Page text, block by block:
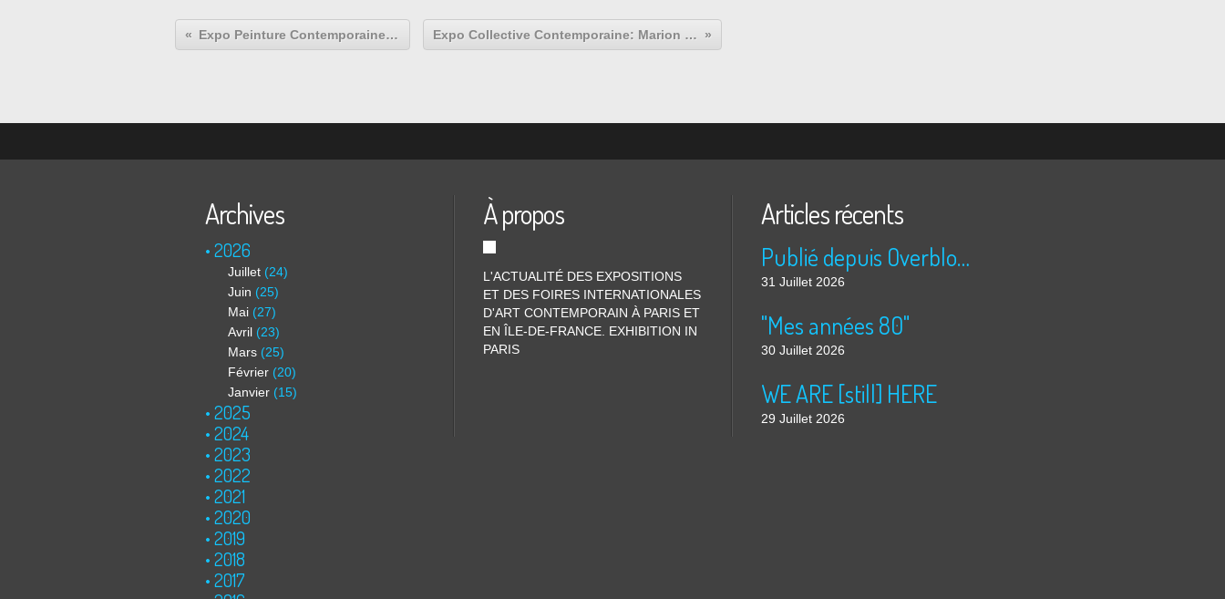
Expo Peinture Contemporaine: Martin DAMMANN "ZEICHNUNG" Expo Collective Contemporaine: Marion DAVOUT invite Emilie BAZUS " Fairy Tales"
Archives
2026
Juillet (24)
Juin (25)
Mai (27)
Avril (23)
Mars (25)
Février (20)
Janvier (15)
2025
2024
2023
2022
2021
2020
2019
2018
2017
À propos
L'ACTUALITÉ DES EXPOSITIONS
ET DES FOIRES INTERNATIONALES
D'ART CONTEMPORAIN À PARIS ET
EN ÎLE-DE-FRANCE. EXHIBITION IN
PARIS
Articles récents
Publié depuis Overblog et Facebook
31 Juillet 2026
"Mes années 80"
30 Juillet 2026
WE ARE [still] HERE
29 Juillet 2026